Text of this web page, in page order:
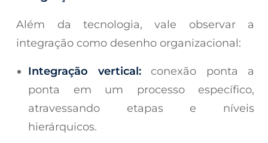
Além da tecnologia, vale observar a
integração como desenho organizacional:
Integração vertical:conexão ponta a
ponta em um processo específico,
atravessando etapas e níveis
hierárquicos.